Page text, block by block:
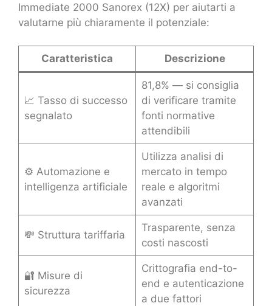
Immediate 2000 Sanorex (12X) per aiutarti a
valutarne più chiaramente il potenziale:
Caratteristica Descrizione
📈 Tasso di successo
segnalato
81,8% — si consiglia
di verificare tramite
fonti normative
attendibili
⚙️ Automazione e
intelligenza artificiale
Utilizza analisi di
mercato in tempo
reale e algoritmi
avanzati
💸 Struttura tariffaria
Trasparente, senza
costi nascosti
🔐 Misure di
sicurezza
Crittografia end-to-
end e autenticazione
a due fattori